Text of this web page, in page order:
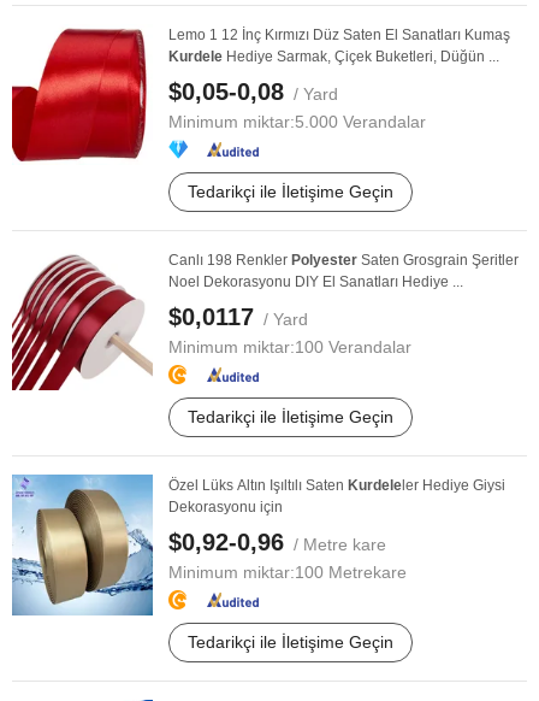
Lemo 1 12 İnç Kırmızı Düz Saten El Sanatları Kumaş
Kurdele Hediye Sarmak, Çiçek Buketleri, Düğün ...
$0,05-0,08 / Yard
Minimum miktar:5.000 Verandalar
Tedarikçi ile İletişime Geçin
Canlı 198 Renkler Polyester Saten Grosgrain Şeritler
Noel Dekorasyonu DIY El Sanatları Hediye ...
$0,0117 / Yard
Minimum miktar:100 Verandalar
Tedarikçi ile İletişime Geçin
Özel Lüks Altın Işıltılı Saten Kurdele ler Hediye Giysi
Dekorasyonu için
$0,92-0,96 / Metre kare
Minimum miktar:100 Metrekare
Tedarikçi ile İletişime Geçin